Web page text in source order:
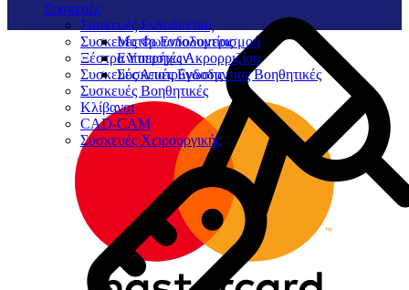
Συσκευές
Συσκευές Ενδοδοντίας
Μοτέρ Ενδοδοντίας
Εντοπιστές Ακρορριζίου
Συσκευές Ενδοδοντίας Βοηθητικές
Συσκευές Φωτοπολυμερισμού
Ξέστρα Υπερήχων
Συσκευές Αποτρύγωσης
Συσκευές Βοηθητικές
Κλίβανοι
CAD-CAM
Συσκευές Χειρουργικής